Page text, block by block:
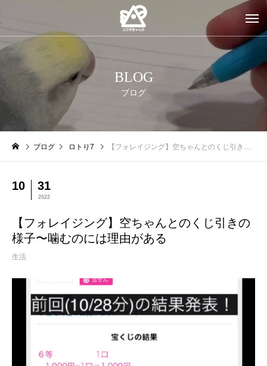
BLOG
ブログ
ブログ ロトり7 【フォレイジング】空ちゃんとのくじ引きの様子〜噛むのには理由がある
10 31
2022
【フォレイジング】空ちゃんとのくじ引きの
様子〜噛むのには理由がある
生活